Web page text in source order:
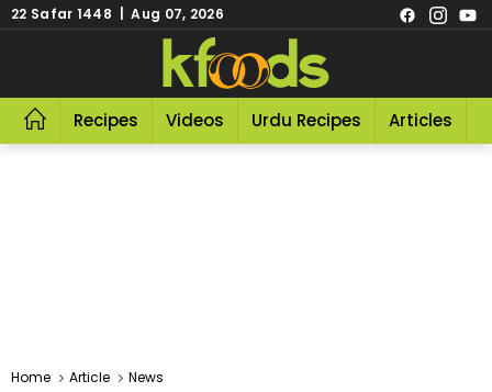
22 Safar 1448 | Aug 07, 2026
Recipes Videos Urdu Recipes Articles
Home Article News